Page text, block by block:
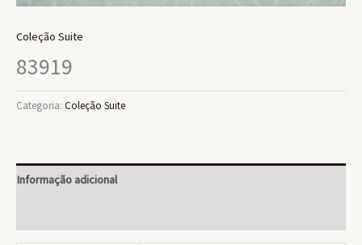
Coleção Suite
83919
Categoria: Coleção Suite
Informação adicional